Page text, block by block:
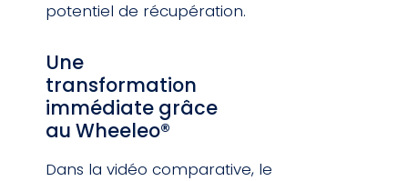
potentiel de récupération.
Une
transformation
immédiate grâce
au Wheeleo®
Dans la vidéo comparative, le